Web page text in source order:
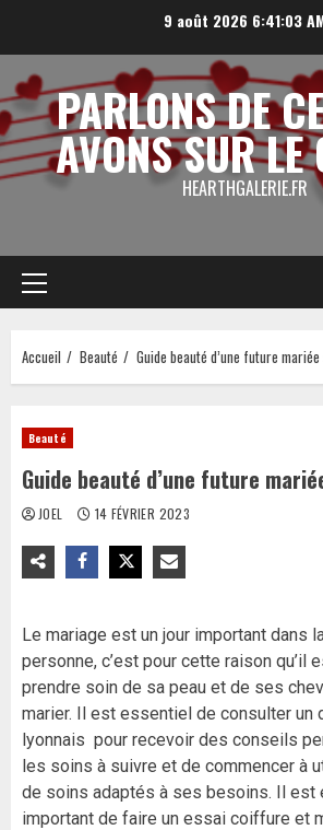
9 août 2026 6:41:03
PARLONS DE
AVONS SUR LE
HEARTHGALERIE.FR
Menu
principal
Accueil Beauté Guide beauté d’une future mariée
Beauté
Guide beauté d’une future
JOEL 14 FÉVRIER 2023
Le mariage est un jour important dans
personne, c’est pour cette raison qu’il
prendre soin de sa peau et de ses
marier. Il est essentiel de consulter un
lyonnais pour recevoir des conseils
les soins à suivre et de commencer à
de soins adaptés à ses besoins. Il est
important de faire un essai coiffure et